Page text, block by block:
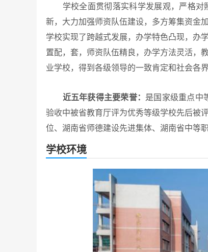
学校全面贯彻落实科学发展观，严格对
新，大力加强师资队伍建设，多方筹集资金
学校实现了跨越式发展，办学特色凸现，办
置配，套，师资队伍精良，办学方法灵活，
业学校，得到各级领导的一致肯定和社会各界
近五年获得主要荣誉：是国家级重点中
验收中被省教育厅评为优秀等级学校先后被
位、湖南省师德建设先进集体、湖南省中等
学校环境